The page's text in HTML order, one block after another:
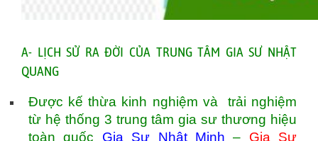
A- LỊCH SỬ RA ĐỜI CỦA TRUNG TÂM GIA SƯ NHẬT
QUANG
Được kế thừa kinh nghiệm và trải nghiệm
từ hệ thống 3 trung tâm gia sư thương hiệu
toàn quốc Gia Sư Nhật Minh–
Gia Sư